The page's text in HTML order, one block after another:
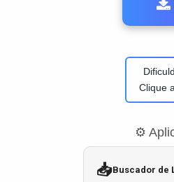
Clique
⚙️
📥Buscador de